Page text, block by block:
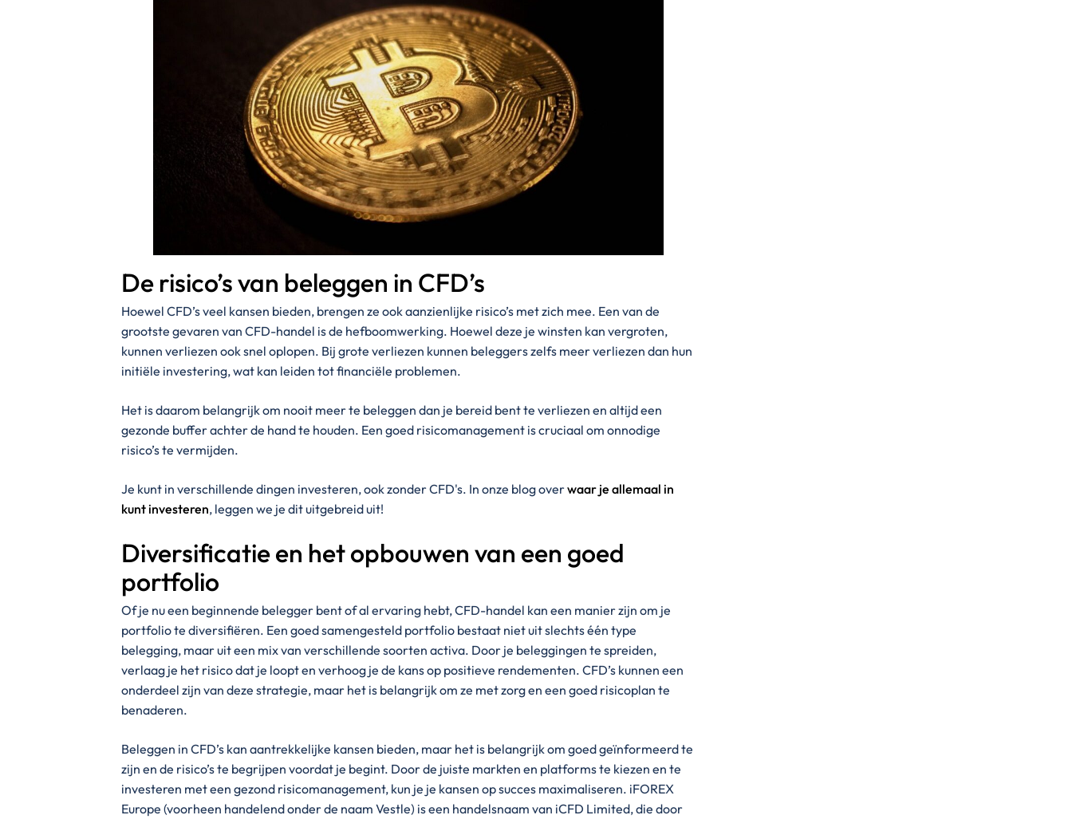
De risico’s van beleggen in CFD’s
Hoewel CFD’s veel kansen bieden, brengen ze ook aanzienlijke risico’s met zich mee. Een van de
grootste gevaren van CFD-handel is de hefboomwerking. Hoewel deze je winsten kan vergroten,
kunnen verliezen ook snel oplopen. Bij grote verliezen kunnen beleggers zelfs meer verliezen dan hun
initiële investering, wat kan leiden tot financiële problemen.
Het is daarom belangrijk om nooit meer te beleggen dan je bereid bent te verliezen en altijd een
gezonde buffer achter de hand te houden. Een goed risicomanagement is cruciaal om onnodige
risico’s te vermijden.
Je kunt in verschillende dingen investeren, ook zonder CFD's. In onze blog overwaar je allemaal in
kunt investeren, leggen we je dit uitgebreid uit!
Diversificatie en het opbouwen van een goed
portfolio
Of je nu een beginnende belegger bent of al ervaring hebt, CFD-handel kan een manier zijn om je
portfolio te diversifiëren. Een goed samengesteld portfolio bestaat niet uit slechts één type
belegging, maar uit een mix van verschillende soorten activa. Door je beleggingen te spreiden,
verlaag je het risico dat je loopt en verhoog je de kans op positieve rendementen. CFD’s kunnen een
onderdeel zijn van deze strategie, maar het is belangrijk om ze met zorg en een goed risicoplan te
benaderen.
Beleggen in CFD’s kan aantrekkelijke kansen bieden, maar het is belangrijk om goed geïnformeerd te
zijn en de risico’s te begrijpen voordat je begint. Door de juiste markten en platforms te kiezen en te
investeren met een gezond risicomanagement, kun je je kansen op succes maximaliseren. iFOREX
Europe (voorheen handelend onder de naam Vestle) is een handelsnaam van iCFD Limited, die door